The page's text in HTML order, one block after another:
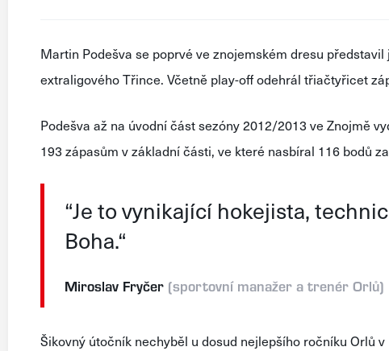
Martin Podešva se poprvé ve znojemském dresu
extraligového Třince. Včetně play-off odehrál třiačtyřicet
Podešva až na úvodní část sezóny 2012/2013 ve Znojmě
193 zápasům v základní části, ve které nasbíral 116 bodů
“Je to vynikající hokejista,
Boha.“
Miroslav Fryčer (sportovní manažer a trenér Orlů)
Šikovný útočník nechyběl u dosud nejlepšího ročníku Orlů